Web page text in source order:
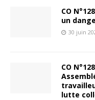
CO
un
30 juin
CO
lutte